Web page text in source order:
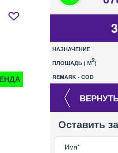
НАЗНАЧЕНИЕ
ПЛОЩАДЬ ( М2)
REMARK - COD
Оставить